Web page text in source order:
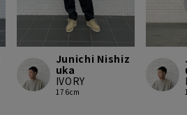
Junichi Nishiz
uka
IVORY
176cm